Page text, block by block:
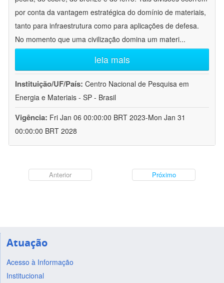
por conta da vantagem estratégica do domínio de materiais,
tanto para infraestrutura como para aplicações de defesa.
No momento que uma civilização domina um materi...
leia mais
Instituição/UF/País: Centro Nacional de Pesquisa em
Energia e Materiais - SP - Brasil
Vigência: Fri Jan 06 00:00:00 BRT 2023-Mon Jan 31
00:00:00 BRT 2028
Anterior Próximo
Atuação
Acesso à Informação
Institucional